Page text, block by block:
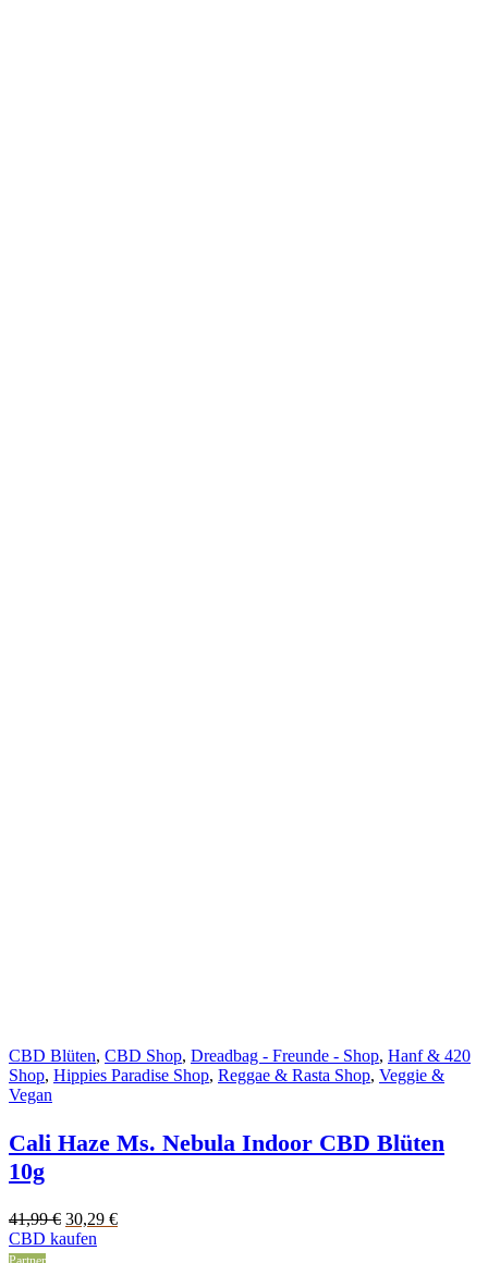
CBD Blüten, CBD Shop, Dreadbag - Freunde - Shop, Hanf & 420
Shop, Hippies Paradise Shop, Reggae & Rasta Shop, Veggie &
Vegan
Cali Haze Ms. Nebula Indoor CBD Blüten
10g
41,99€ Original
price
30,29 €Current
CBD kaufen